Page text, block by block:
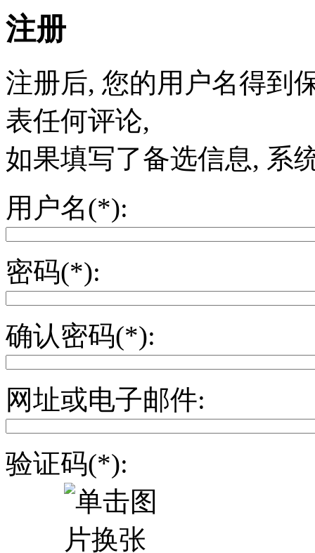
注册
注册后, 您的用户名得到
表任何评论,
如果填写了备选信息, 系
用户名(*):
密码(*):
确认密码(*):
网址或电子邮件:
验证码(*):